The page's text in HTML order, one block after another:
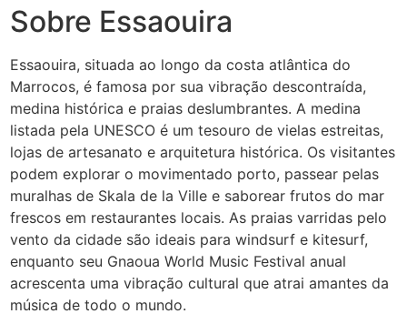
Sobre Essaouira
Essaouira, situada ao longo da costa atlântica do
Marrocos, é famosa por sua vibração descontraída,
medina histórica e praias deslumbrantes. A medina
listada pela UNESCO é um tesouro de vielas estreitas,
lojas de artesanato e arquitetura histórica. Os visitantes
podem explorar o movimentado porto, passear pelas
muralhas de Skala de la Ville e saborear frutos do mar
frescos em restaurantes locais. As praias varridas pelo
vento da cidade são ideais para windsurf e kitesurf,
enquanto seu Gnaoua World Music Festival anual
acrescenta uma vibração cultural que atrai amantes da
música de todo o mundo.